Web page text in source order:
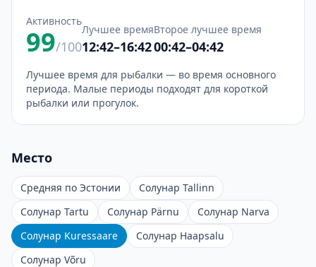
Активность
99/100
Лучшее время
12:42–16:42
Второе лучшее время
00:42–04:42
Лучшее время для рыбалки — во время основного
периода. Малые периоды подходят для короткой
рыбалки или прогулок.
Место
Средняя по Эстонии
Солунар Tallinn
Солунар Tartu
Солунар Pärnu
Солунар Narva
Солунар Kuressaare
Солунар Haapsalu
Солунар Võru